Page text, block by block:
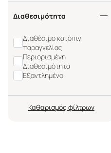
Διαθεσιμότητα
Διαθέσιμο κατόπιν
παραγγελίας
Περιορισμένη
Διαθεσιμότητα
Εξαντλημένο
Καθαρισμός